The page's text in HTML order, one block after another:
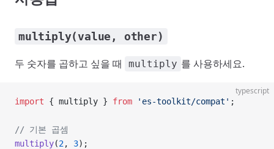
multiply(value, other)
두 숫자를 곱하고 싶을 때 multiply 를 사용하세요.
typescript
import { multiply } from 'es-toolkit/compat' ;
// 기본 곱셈
multiply(2, 3);